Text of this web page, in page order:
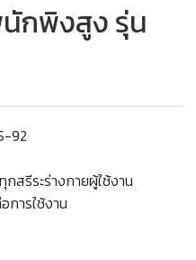
กพิงสูง รุ่น
92
กสรีระร่างกายผู้ใช้งาน
การใช้งาน